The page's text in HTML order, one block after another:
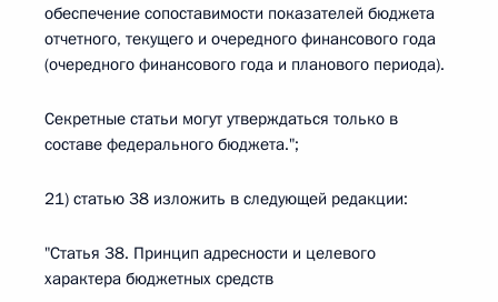
обеспечение сопоставимости показателей бюджета
отчетного, текущего и очередного финансового года
(очередного финансового года и планового периода).
Секретные статьи могут утверждаться только в
составе федерального бюджета.";
21) статью 38 изложить в следующей редакции:
"Статья 38. Принцип адресности и целевого
характера бюджетных средств